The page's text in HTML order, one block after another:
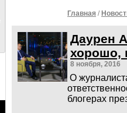
Главная /
Даурен
хорошо,
8 ноября, 2016
О
блогерах